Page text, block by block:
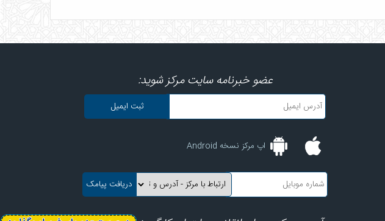
عضو خبرنامه سایت مرکز شوید:
اپ مرکز نسخه Android